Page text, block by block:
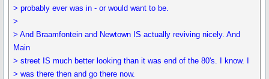
> probably ever was in - or would want to be.
>
> And Braamfontein and Newtown IS actually reviving nicely. And
Main
> street IS much better looking than it was end of the 80's. I know. I
> was there then and go there now.